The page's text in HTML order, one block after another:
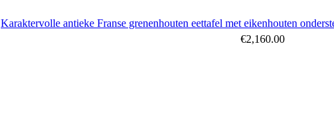
Karaktervolle antieke Franse grenenhouten eettafel met eikenhouten
€2,160.00